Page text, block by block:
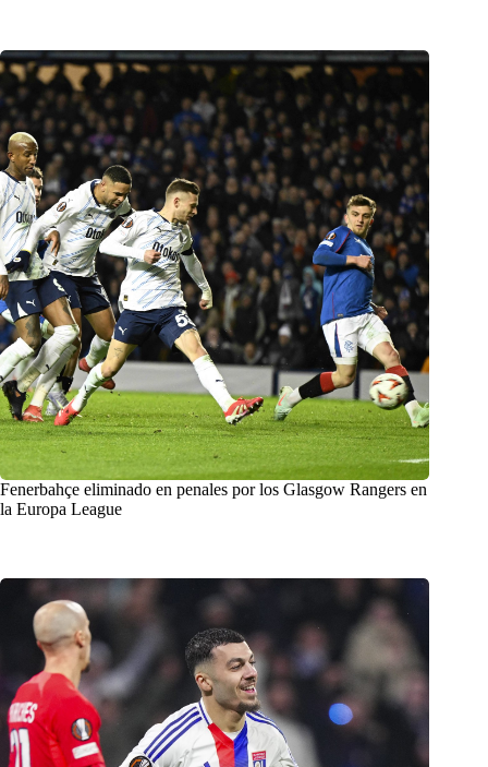
Fenerbahçe eliminado en penales por los Glasgow Rangers en
la Europa League